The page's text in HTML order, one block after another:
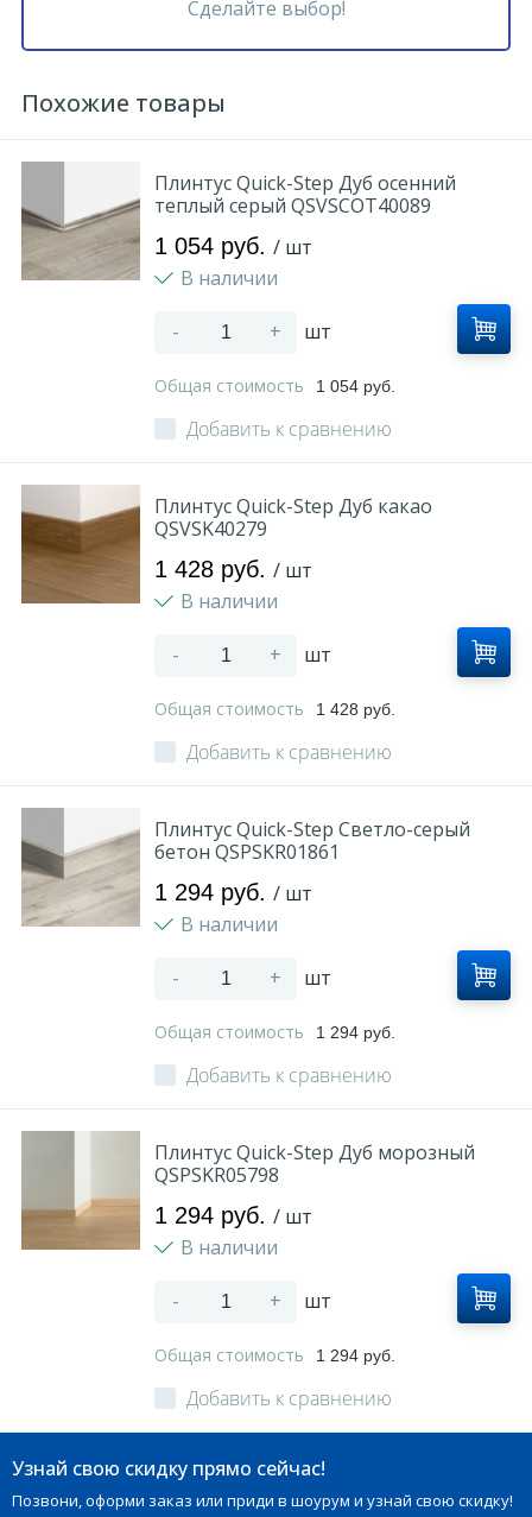
Сделайте выбор!
Похожие товары
Плинтус Quick-Step Дуб осенний
теплый серый QSVSCOT40089
1 054 руб. / шт
В наличии
- + шт
Общая стоимость 1 054 руб.
Добавить к сравнению
Плинтус Quick-Step Дуб какао
QSVSK40279
1 428 руб. / шт
В наличии
- + шт
Общая стоимость 1 428 руб.
Добавить к сравнению
Плинтус Quick-Step Светло-серый
бетон QSPSKR01861
1 294 руб. / шт
В наличии
- + шт
Общая стоимость 1 294 руб.
Добавить к сравнению
Плинтус Quick-Step Дуб морозный
QSPSKR05798
1 294 руб. / шт
В наличии
- + шт
Общая стоимость 1 294 руб.
Добавить к сравнению
Узнай свою скидку прямо сейчас!
Позвони, оформи заказ или приди в шоурум и узнай свою скидку!